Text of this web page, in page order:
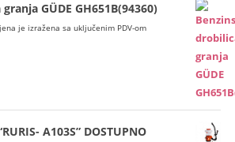
GÜDE GH651B(94360)
je izražena sa uključenim PDV-om
A103S” DOSTUPNO